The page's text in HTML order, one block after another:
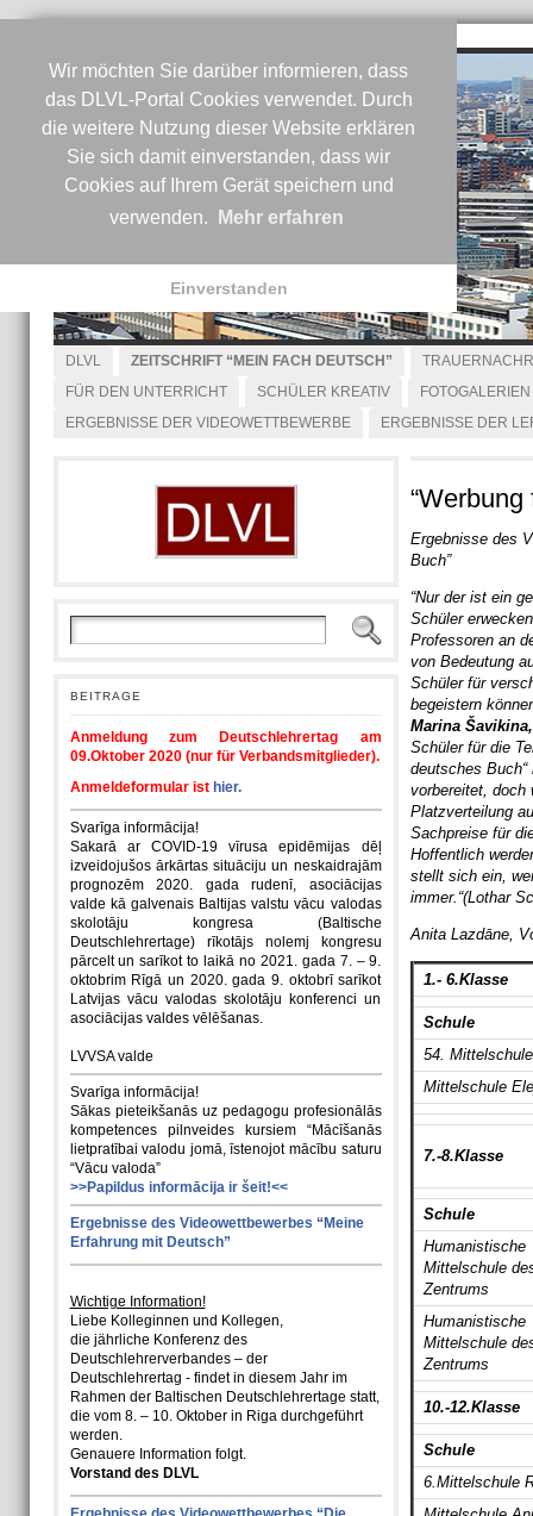
Wir möchten Sie darüber informieren, dass
das DLVL-Portal Cookies verwendet. Durch
die weitere Nutzung dieser Website erklären
Sie sich damit einverstanden, dass wir
Cookies auf Ihrem Gerät speichern und
verwenden.
Mehr erfahren
Einverstanden
DLVL ZEITSCHRIFT “MEIN FACH DEUTSCH”
FÜR DEN UNTERRICHT
SCHÜLER KREATIV
FOTOGALERIEN
ERGEBNISSE DER VIDEOWETTBEWERBE
ERGEBNISSE DER
BEITRAGE
Anmeldung zum Deutschlehrertag am
09.Oktober 2020 (nur für Verbandsmitglieder).
Anmeldeformular ist hier.
Svarīga informācija!
Sakarā ar COVID-19 vīrusa epidēmijas dēļ
izveidojušos ārkārtas situāciju un neskaidrajām
prognozēm 2020. gada rudenī, asociācijas
valde kā galvenais Baltijas valstu vācu valodas
skolotāju kongresa (Baltische
Deutschlehrertage) rīkotājs nolemj kongresu
pārcelt un sarīkot to laikā no 2021. gada 7. – 9.
oktobrim Rīgā un 2020. gada 9. oktobrī sarīkot
Latvijas vācu valodas skolotāju konferenci un
asociācijas valdes vēlēšanas.
LVVSA valde
Svarīga informācija!
Sākas pieteikšanās uz pedagogu profesionālās
kompetences pilnveides kursiem “Mācīšanās
lietpratībai valodu jomā, īstenojot mācību saturu
“Vācu valoda”
>>Papildus informācija ir šeit!<<
Ergebnisse des Videowettbewerbes “Meine
Erfahrung mit Deutsch”
Wichtige Information!
Liebe Kolleginnen und Kollegen,
die jährliche Konferenz des
Deutschlehrerverbandes – der
Deutschlehrertag - findet in diesem Jahr im
Rahmen der Baltischen Deutschlehrertage statt,
die vom 8. – 10. Oktober in Riga durchgeführt
werden.
Genauere Information folgt.
Vorstand des DLVL
Ergebnisse des
Buch”
“Nur der ist ein
Schüler
Professoren an
von Bedeutung
Schüler für
begeistern
Marina
Schüler für die
deutsches
vorbereitet, doch
Platzverteilung
Sachpreise für
Hoffentlich
stellt sich ein,
immer.“(Lothar
Anita Lazdāne,
1.- 6.Klasse
Schule
54.
Mittelschule
7.-8.Klasse
Schule
Humanistische
Mittelschule
Zentrums
Humanistische
Mittelschule
Zentrums
10.-12.Klasse
Schule
6.Mittelschule